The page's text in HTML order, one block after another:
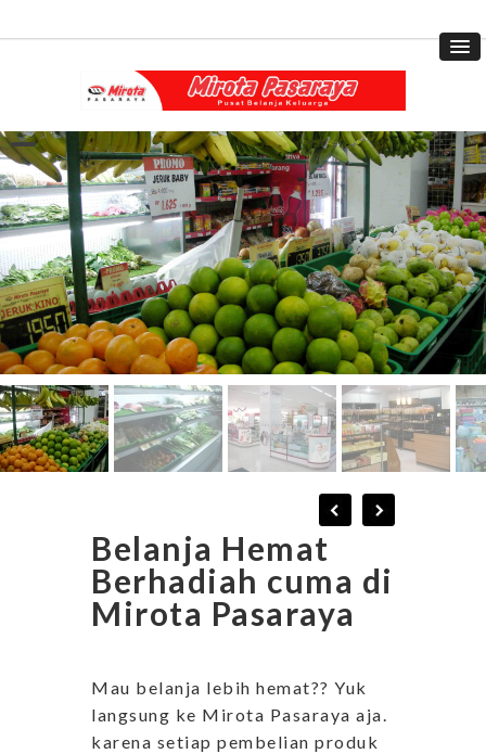
Belanja Hemat
Berhadiah cuma di
Mirota Pasaraya
Mau belanja lebih hemat?? Yuk
langsung ke Mirota Pasaraya aja.
karena setiap pembelian produk